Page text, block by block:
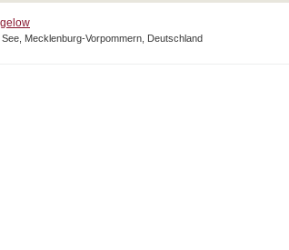
Mecklenburg-Vorpommern, Deutschland